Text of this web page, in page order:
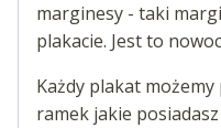
marginesy - taki
plakacie. Jest to
Każdy plakat
ramek jakie